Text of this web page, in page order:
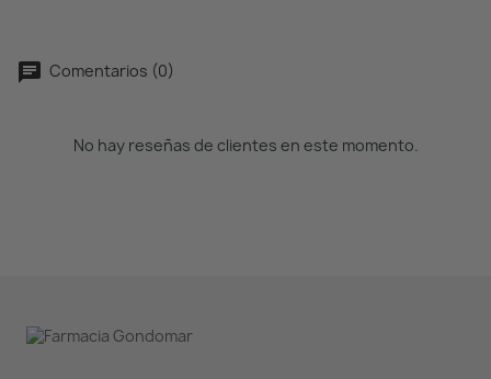
Comentarios (0)
No hay reseñas de clientes en este momento.